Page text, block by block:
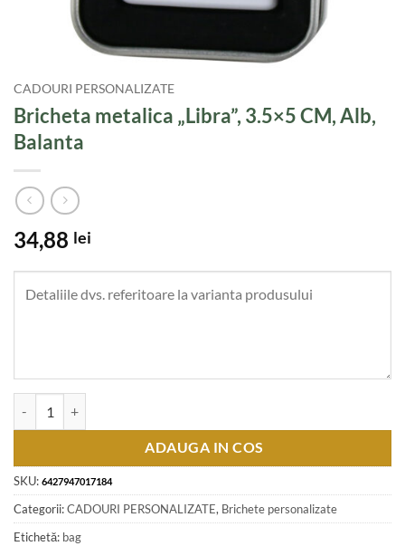
CADOURI PERSONALIZATE
Bricheta metalica „Libra”, 3.5×5 CM, Alb,
Balanta
34,88 lei
ADAUGA IN COS
SKU: 6427947017184
Categorii:CADOURI PERSONALIZATE, Brichete personalizate
Etichetă: bag